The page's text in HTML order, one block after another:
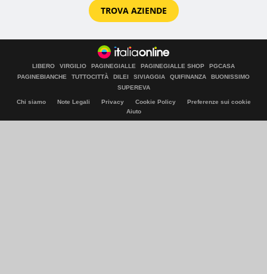
TROVA AZIENDE
LIBERO VIRGILIO PAGINEGIALLE PAGINEGIALLE SHOP
PGCASA
PAGINEBIANCHE
TUTTOCITTÀ DILEI SIVIAGGIA QUIFINANZA
BUONISSIMO
SUPEREVA
Chi siamo Note Legali Privacy Cookie Policy
Preferenze sui cookie
Aiuto